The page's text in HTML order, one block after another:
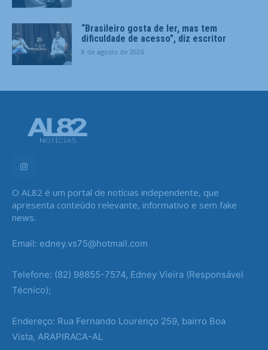
“Brasileiro gosta de ler, mas tem
dificuldade de acesso”, diz escritor
8 de agosto de 2026
O AL82 é um portal de notícias independente, que
apresenta conteúdo relevante, informativo e sem fake
news.
Email: edney.vs75@hotmail.com
Telefone: (82) 98855-7574, Edney Vieira (Responsável
Técnico);
Endereço: Rua Fernando Lourenço 259, bairro Boa
Vista, ARAPIRACA-AL